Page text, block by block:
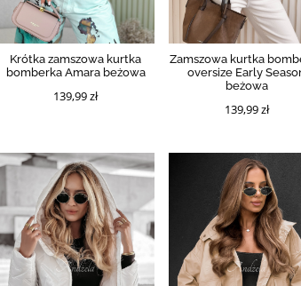
Krótka zamszowa kurtka
bomberka Amara beżowa
139,99 zł
Zamszowa kurtka
oversize Early
beżowa
139,99 zł